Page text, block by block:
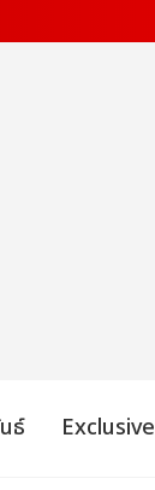
ธ์ Exclusive